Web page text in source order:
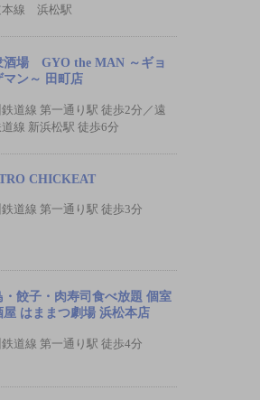
本線 浜松駅
酒場 GYO the MAN ～ギョ
マン～ 田町店
道線 第一通り駅 徒歩2分／遠
線 新浜松駅 徒歩6分
CHICKEAT
道線 第一通り駅 徒歩3分
・餃子・肉寿司食べ放題 個室
屋 はままつ劇場 浜松本店
道線 第一通り駅 徒歩4分